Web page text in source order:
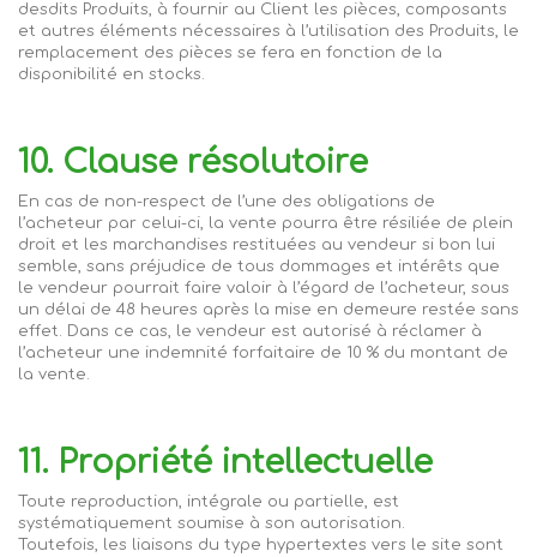
desdits Produits, à fournir au Client les pièces, composants
et autres éléments nécessaires à l’utilisation des Produits, le
remplacement des pièces se fera en fonction de la
disponibilité en stocks.
10. Clause résolutoire
En cas de non-respect de l’une des obligations de
l’acheteur par celui-ci, la vente pourra être résiliée de plein
droit et les marchandises restituées au vendeur si bon lui
semble, sans préjudice de tous dommages et intérêts que
le vendeur pourrait faire valoir à l’égard de l’acheteur, sous
un délai de 48 heures après la mise en demeure restée sans
effet. Dans ce cas, le vendeur est autorisé à réclamer à
l’acheteur une indemnité forfaitaire de 10 % du montant de
la vente.
11. Propriété intellectuelle
Toute reproduction, intégrale ou partielle, est
systématiquement soumise à son autorisation.
Toutefois, les liaisons du type hypertextes vers le site sont